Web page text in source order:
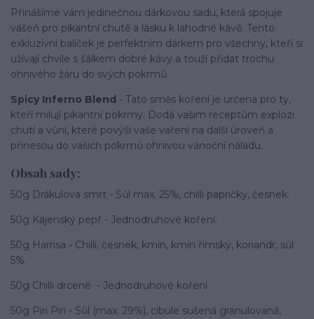
Přinášíme vám jedinečnou dárkovou sadu, která spojuje
vášeň pro pikantní chutě a lásku k lahodné kávě. Tento
exkluzivní balíček je perfektním dárkem pro všechny, kteří si
užívají chvíle s šálkem dobré kávy a touží přidat trochu
ohnivého žáru do svých pokrmů.
Spicy Inferno Blend - Tato směs koření je určena pro ty,
kteří milují pikantní pokrmy. Dodá vašim receptům explozi
chutí a vůní, které povýší vaše vaření na další úroveň a
přinesou do vašich pokrmů ohnivou vánoční náladu.
Obsah sady:
50g Drákulova smrt - Sůl max. 25%, chilli papričky, česnek.
50g Kajenský pepř - Jednodruhové koření.
50g Harrisa - Chilli, česnek, kmín, kmín římský, koriandr, sůl
5%.
50g Chilli drcené - Jednodruhové koření.
50g Piri Piri - Sůl (max. 29%), cibule sušená granulovaná,